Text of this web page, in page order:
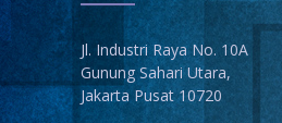
Jl. Industri Raya No. 10A
Gunung Sahari Utara,
Jakarta Pusat 10720